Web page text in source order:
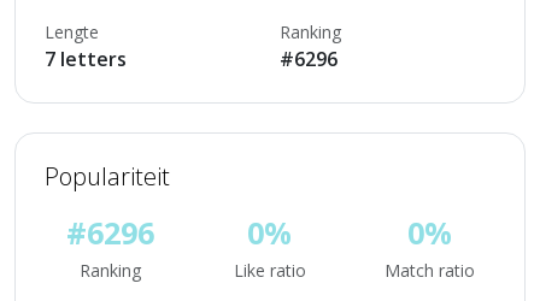
Lengte
7 letters
Ranking
#6296
Populariteit
#6296
Ranking
0%
Like ratio
0%
Match ratio